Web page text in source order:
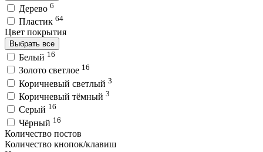
Дерево 6
Пластик 64
Цвет покрытия
Выбрать все
Белый 16
Золото светлое 16
Коричневый светлый 3
Коричневый тёмный 3
Серый 16
Чёрный 16
Количество постов
Количество кнопок/клавиш